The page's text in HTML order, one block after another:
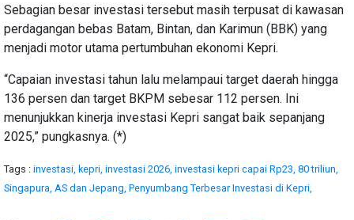
Sebagian besar investasi tersebut masih terpusat di kawasan
perdagangan bebas Batam, Bintan, dan Karimun (BBK) yang
menjadi motor utama pertumbuhan ekonomi Kepri.
“Capaian investasi tahun lalu melampaui target daerah hingga
136 persen dan target BKPM sebesar 112 persen. Ini
menunjukkan kinerja investasi Kepri sangat baik sepanjang
2025,” pungkasnya. (*)
Tags : investasi, kepri, investasi 2026, investasi kepri capai Rp23, 80 triliun,
Singapura, AS dan Jepang, Penyumbang Terbesar Investasi di Kepri,